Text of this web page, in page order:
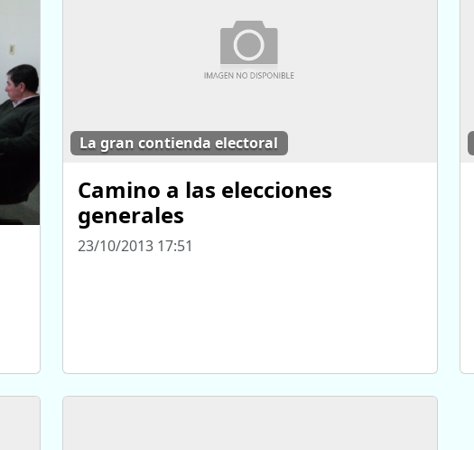
La gran contienda electoral
Camino a las elecciones
generales
23/10/2013 17:51